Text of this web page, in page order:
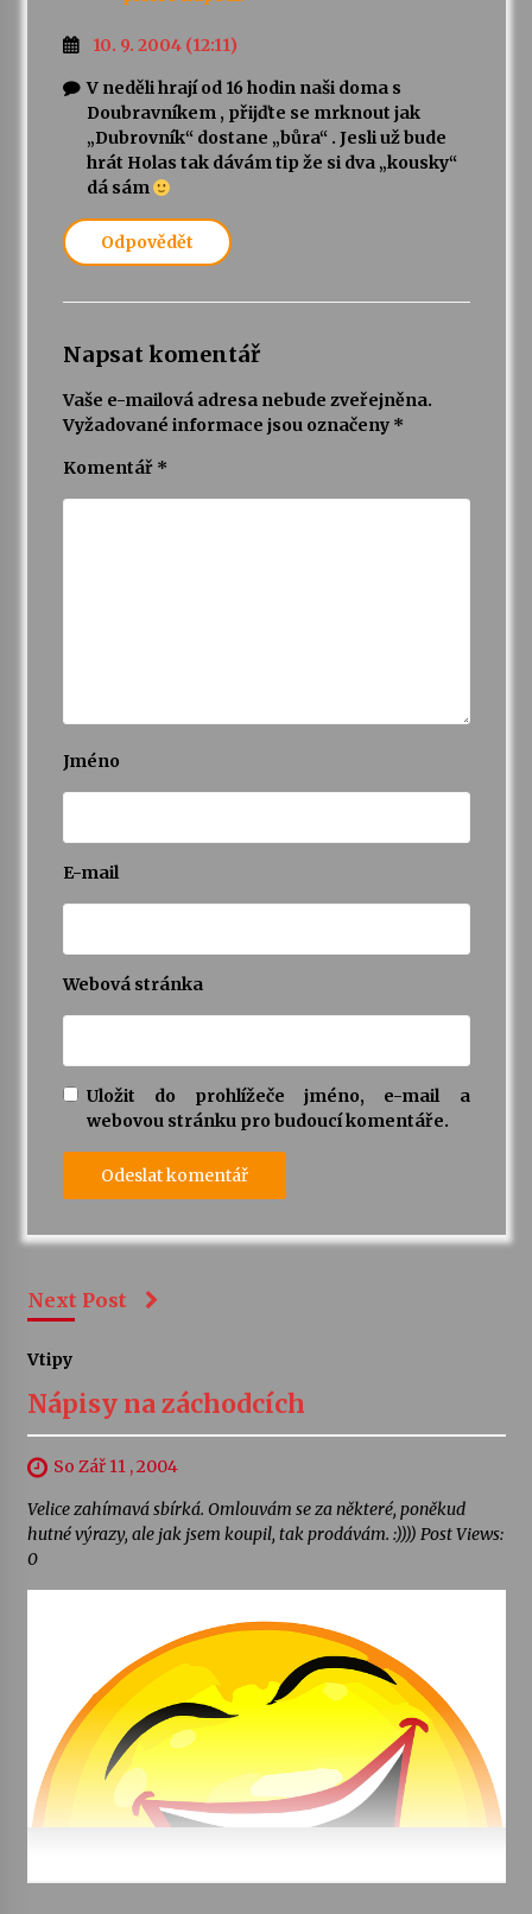
10. 9. 2004 (12:11)
V neděli hrají od 16 hodin naši doma s
Doubravníkem , přijďte se mrknout jak
„Dubrovník“ dostane „bůra“ . Jesli už bude
hrát Holas tak dávám tip že si dva „kousky“
dá sám
Odpovědět
Napsat komentář
Vaše e-mailová adresa nebude zveřejněna.
Vyžadované informace jsou označeny *
Komentář *
Jméno
E-mail
Webová stránka
Uložit do prohlížeče jméno, e-mail a
webovou stránku pro budoucí komentáře.
Next Post
Vtipy
Nápisy na záchodcích
So Zář 11 , 2004
Velice zahímavá sbírká. Omlouvám se za některé, poněkud
hutné výrazy, ale jak jsem koupil, tak prodávám. :)))) Post Views:
0